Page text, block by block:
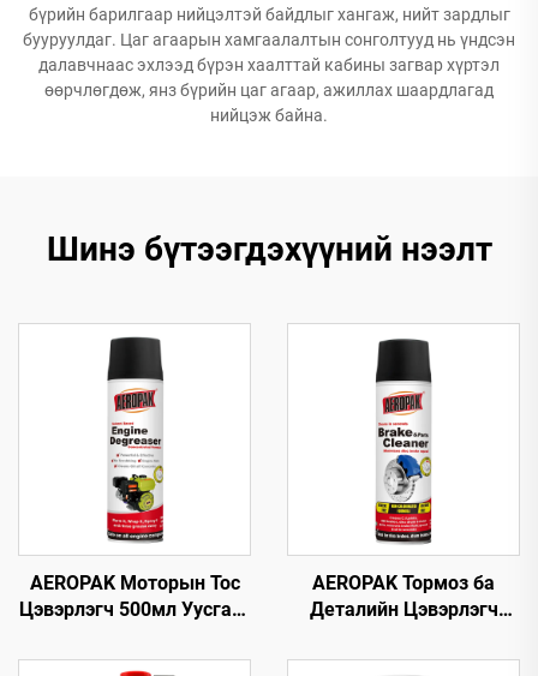
бүрийн барилгаар нийцэлтэй байдлыг хангаж, нийт зардлыг
бууруулдаг. Цаг агаарын хамгаалалтын сонголтууд нь үндсэн
далавчнаас эхлээд бүрэн хаалттай кабины загвар хүртэл
өөрчлөгдөж, янз бүрийн цаг агаар, ажиллах шаардлагад
нийцэж байна.
Шинэ бүтээгдэхүүний нээлт
AEROPAK Моторын Тос
Цэвэрлэгч 500мл Уусгагч
Цэвэрлэгч Тос Цэвэрлэх
AEROPAK Тормоз ба
Деталийн Цэвэрлэгч
Секунд хугацаанд